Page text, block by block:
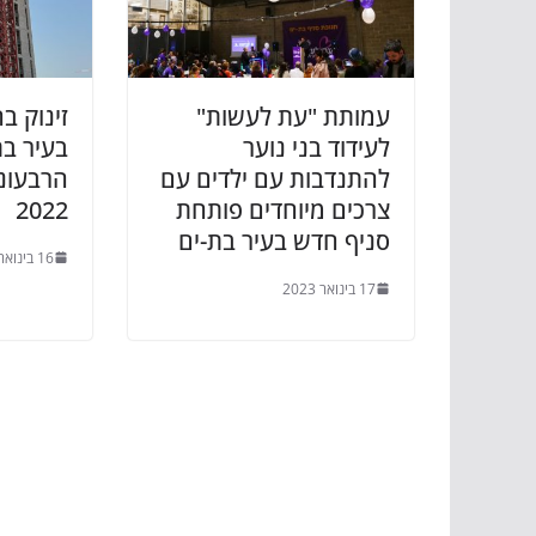
עמותת "עת לעשות"
לעידוד בני נוער
להתנדבות עם ילדים עם
צרכים מיוחדים פותחת
סניף חדש בעיר בת-ים
17 בינואר 2023
זינוק
בעיר
2022
16 בינואר 2023